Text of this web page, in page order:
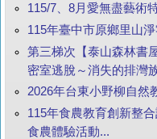
115/7、8月愛無盡藝術
115年臺中市原鄉里山
第三梯次【泰山森林書
密室逃脫～消失的排灣
2026年台東小野柳自
115年食農教育創新整
食農體驗活動...